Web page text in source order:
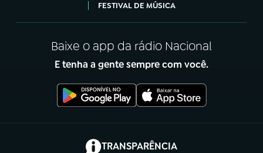
FESTIVAL DE MÚSICA
Baixe o app da rádio Nacional
E tenha a gente sempre com você.
TRANSPARÊNCIA
(abre em nova aba)